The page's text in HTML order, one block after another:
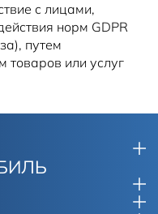
с лицами,
норм GDPR
путем
или услуг